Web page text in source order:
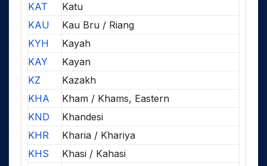
KAT
Katu
KAU
Kau Bru / Riang
KYH
Kayah
KAY
Kayan
KZ
Kazakh
KHA
Kham / Khams, Eastern
KND
Khandesi
KHR
Kharia / Khariya
KHS
Khasi / Kahasi